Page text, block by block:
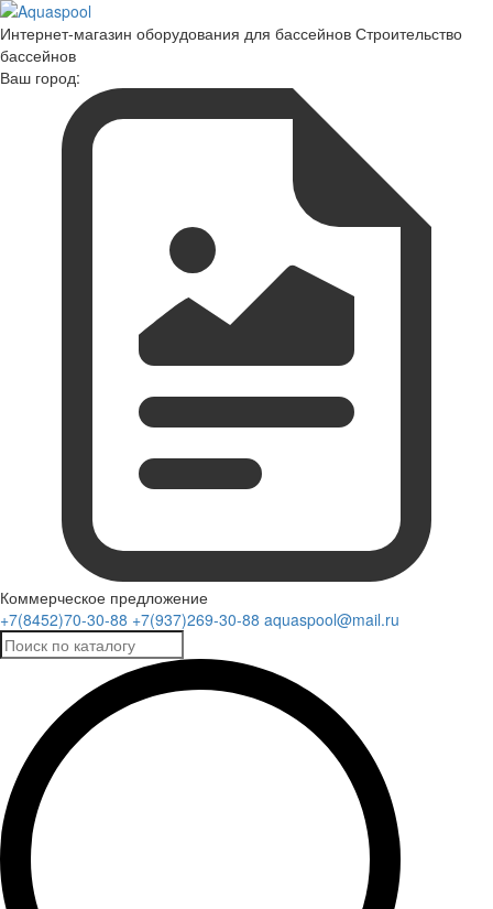
Интернет-магазин оборудования для бассейнов Строительство
бассейнов
Ваш город:
Коммерческое предложение
+7(8452)70-30-88 +7(937)269-30-88 aquaspool@mail.ru